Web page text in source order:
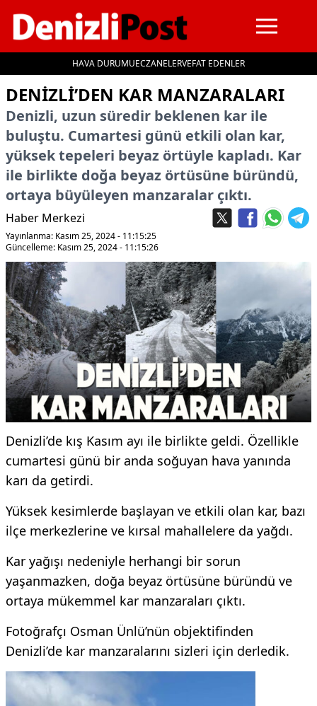
HAVA DURUMUECZANELERVEFAT EDENLER
İçeriğe geç
DENIZLI’DEN KAR MANZARALARI
Denizli, uzun süredir beklenen kar ile
buluştu. Cumartesi günü etkili olan kar,
yüksek tepeleri beyaz örtüyle kapladı. Kar
ile birlikte doğa beyaz örtüsüne büründü,
ortaya büyüleyen manzaralar çıktı.
Haber Merkezi
Yayınlanma: Kasım 25, 2024 - 11:15:25
Güncelleme: Kasım 25, 2024 - 11:15:26
Denizli’de kış Kasım ayı ile birlikte geldi. Özellikle
cumartesi günü bir anda soğuyan hava yanında
karı da getirdi.
Yüksek kesimlerde başlayan ve etkili olan kar, bazı
ilçe merkezlerine ve kırsal mahallelere da yağdı.
Kar yağışı nedeniyle herhangi bir sorun
yaşanmazken, doğa beyaz örtüsüne büründü ve
ortaya mükemmel kar manzaraları çıktı.
Fotoğrafçı Osman Ünlü’nün objektifinden
Denizli’de kar manzaralarını sizleri için derledik.